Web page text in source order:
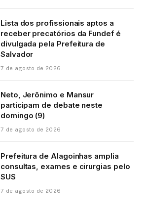
Lista dos profissionais aptos a
receber precatórios da Fundef é
divulgada pela Prefeitura de
Salvador
7 de agosto de 2026
Neto, Jerônimo e Mansur
participam de debate neste
domingo (9)
7 de agosto de 2026
Prefeitura de Alagoinhas amplia
consultas, exames e cirurgias pelo
SUS
7 de agosto de 2026